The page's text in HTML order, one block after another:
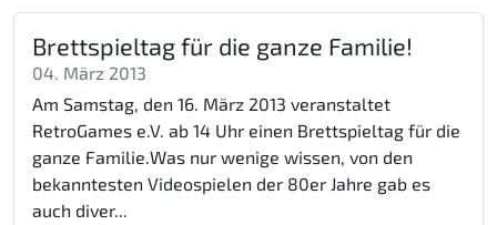
Brettspieltag für die ganze Familie!
04. März 2013
Am Samstag, den 16. März 2013 veranstaltet
RetroGames e.V. ab 14 Uhr einen Brettspieltag für die
ganze Familie.Was nur wenige wissen, von den
bekanntesten Videospielen der 80er Jahre gab es
auch diver...